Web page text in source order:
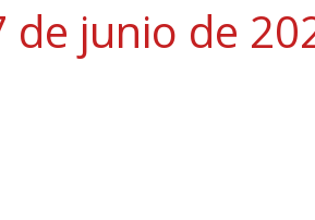
de junio de